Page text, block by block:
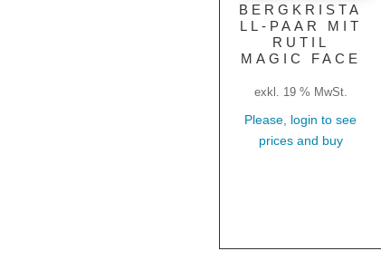
BERGKRISTA
LL-PAAR MIT
RUTIL
MAGIC FACE
exkl. 19 % MwSt.
Please, login to see
prices and buy